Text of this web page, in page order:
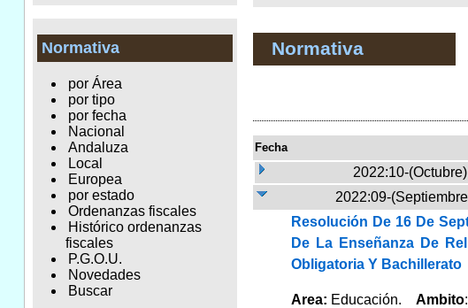
Normativa
por Área
por tipo
por fecha
Nacional
Andaluza
Local
Europea
por estado
Ordenanzas fiscales
Histórico ordenanzas
fiscales
P.G.O.U.
Novedades
Buscar
Normativa
Fecha
2022:10-(Octubre)
2022:09-
Resolución De 16 De
De La Enseñanza De
Obligatoria Y Bachillerato
Area: Educación. Ambito